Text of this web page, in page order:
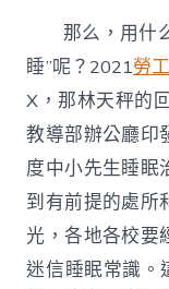
那么，用什
睡”呢？2021勞
X，那林天秤的
教導部辦公廳印
度中小先生睡眠
到有前提的處所
光，各地各校要
迷信睡眠常識。